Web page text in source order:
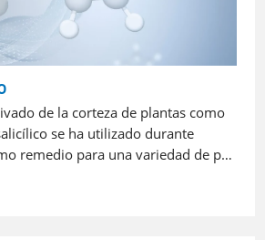
de la corteza de plantas como
se ha utilizado durante
remedio para una variedad de p…